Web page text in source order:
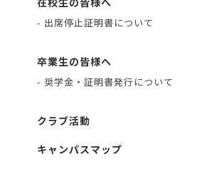
- 出席停止証明書について
卒業生の皆様へ
- 奨学金・証明書発行について
クラブ活動
キャンパスマップ